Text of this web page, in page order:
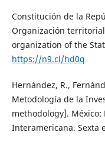
Constitución de la
Organización
organization of the
https://n9.cl/hd0q
Hernández, R.,
Metodología de la
methodology]. México:
Interamericana. Sexta